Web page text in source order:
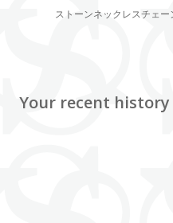
ストーンネックレスチェー
Your recent history